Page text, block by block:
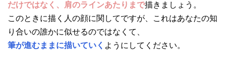
だけではなく、肩のラインあたりまで描きましょう。
このときに描く人の顔に関してですが、これはあなたの知
り合いの誰かに似せるのではなくて、
筆が進むままに描いていく ようにしてください。